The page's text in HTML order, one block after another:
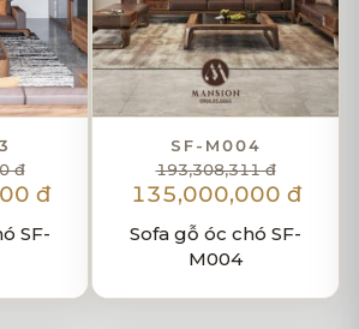
đ
đ
SF-
SF-M004
193,308,311 đ
135,000,000 đ
Sofa gỗ óc chó SF-
M004